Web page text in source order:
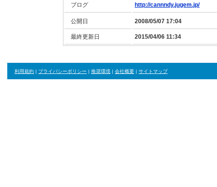
ブログ http://cannndy.jugem.jp/
公開日 2008/05/07 17:04
最終更新日 2015/04/06 11:34
利用規約 | プライバシーポリシー | 推奨環境 | 会社概要 | サイトマップ